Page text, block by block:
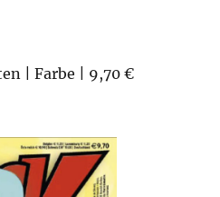
| Farbe | 9,70 €